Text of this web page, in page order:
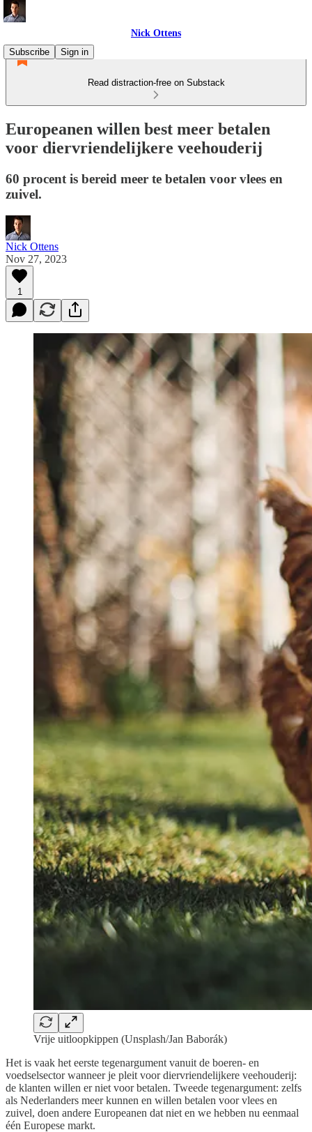
Nick Ottens
Subscribe
Sign in
Read distraction-free on Substack
Europeanen willen best meer betalen
voor diervriendelijkere veehouderij
60 procent is bereid meer te betalen voor vlees en
zuivel.
Nick Ottens
Nov 27, 2023
1
Vrije uitloopkippen (Unsplash/Jan Baborák)
Het is vaak het eerste tegenargument vanuit de boeren- en
voedselsector wanneer je pleit voor diervriendelijkere veehouderij:
de klanten willen er niet voor betalen. Tweede tegenargument: zelfs
als Nederlanders meer kunnen en willen betalen voor vlees en
zuivel, doen andere Europeanen dat niet en we hebben nu eenmaal
één Europese markt.